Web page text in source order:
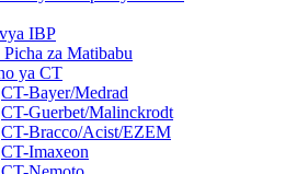
IBP
za Matibabu
ya CT
CT-Bayer/Medrad
CT-Guerbet/Malinckrodt
CT-Bracco/Acist/EZEM
CT-Imaxeon